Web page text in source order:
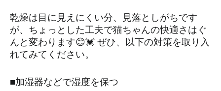
乾燥は目に見えにくい分、見落としがちです
が、ちょっとした工夫で猫ちゃんの快適さはぐ
んと変わります😊💓 ぜひ、以下の対策を取り入
れてみてください。
■加湿器などで湿度を保つ